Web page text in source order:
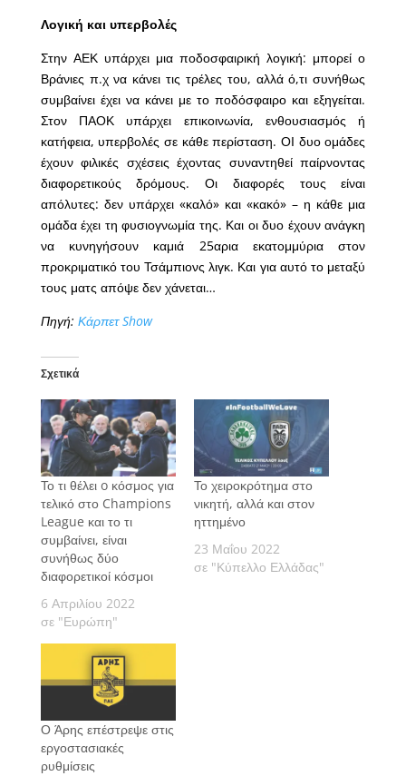
Λογική και υπερβολές
Στην ΑΕΚ υπάρχει μια ποδοσφαιρική λογική: μπορεί ο
Βράνιες π.χ να κάνει τις τρέλες του, αλλά ό,τι συνήθως
συμβαίνει έχει να κάνει με το ποδόσφαιρο και εξηγείται.
Στον ΠΑΟΚ υπάρχει επικοινωνία, ενθουσιασμός ή
κατήφεια, υπερβολές σε κάθε περίσταση. ΟΙ δυο ομάδες
έχουν φιλικές σχέσεις έχοντας συναντηθεί παίρνοντας
διαφορετικούς δρόμους. Οι διαφορές τους είναι
απόλυτες: δεν υπάρχει «καλό» και «κακό» – η κάθε μια
ομάδα έχει τη φυσιογνωμία της. Και οι δυο έχουν ανάγκη
να κυνηγήσουν καμιά 25αρια εκατομμύρια στον
προκριματικό του Τσάμπιονς λιγκ. Και για αυτό το μεταξύ
τους ματς απόψε δεν χάνεται…
Πηγή: Κάρπετ Show
Σχετικά
Το τι θέλει o κόσμος για
τελικό στο Champions
League και το τι
συμβαίνει, είναι
συνήθως δύο
διαφορετικοί κόσμοι
6 Απριλίου 2022
σε "Ευρώπη"
Το χειροκρότημα στο
νικητή, αλλά και στον
ηττημένο
23 Μαΐου 2022
σε "Κύπελλο Ελλάδας"
Ο Άρης επέστρεψε στις
εργοστασιακές
ρυθμίσεις